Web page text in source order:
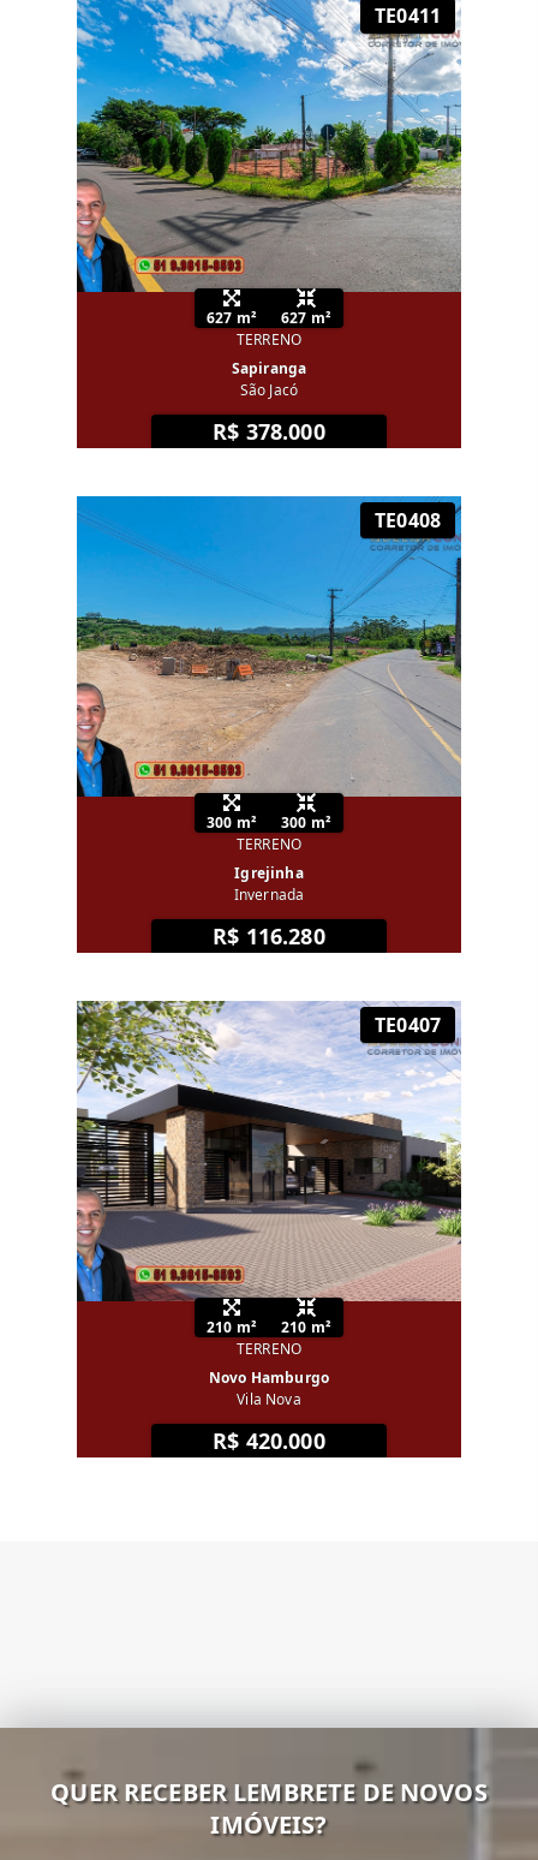
TE0411
627 m²
627 m²
TERRENO
Sapiranga
São Jacó
R$ 378.000
TE0408
300 m²
300 m²
TERRENO
Igrejinha
Invernada
R$ 116.280
TE0407
210 m²
210 m²
TERRENO
Novo Hamburgo
Vila Nova
R$ 420.000
QUER RECEBER LEMBRETE DE NOVOS
IMÓVEIS?